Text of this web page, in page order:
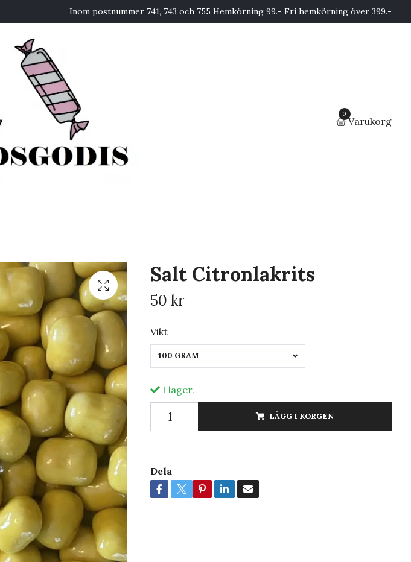
Inom postnummer 741, 743 och 755 Hemkörning 99.- Fri hemkörning över 399.-
0
Varukorg
Salt Citronlakrits
50 kr
Vikt
100 GRAM
I lager.
LÄGG I KORGEN
Dela